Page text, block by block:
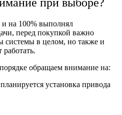
на 100% выполнял
перед покупкой важно
системы в целом, но также и
работать.
обращаем внимание на:
установка привода